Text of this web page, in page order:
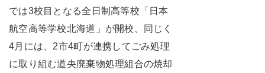
では3校目となる全日制高等校「日本
航空高等学校北海道」が開校、同じく
4月には、2市4町が連携してごみ処理
に取り組む道央廃棄物処理組合の焼却